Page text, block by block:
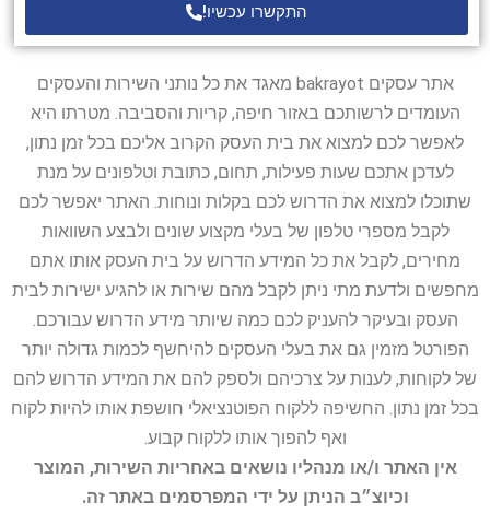
התקשרו עכשיו!
אתר עסקים bakrayot מאגד את כל נותני השירות והעסקים
העומדים לרשותכם באזור חיפה, קריות והסביבה. מטרתו היא
לאפשר לכם למצוא את בית העסק הקרוב אליכם בכל זמן נתון,
לעדכן אתכם שעות פעילות, תחום, כתובת וטלפונים על מנת
שתוכלו למצוא את הדרוש לכם בקלות ונוחות. האתר יאפשר לכם
לקבל מספרי טלפון של בעלי מקצוע שונים ולבצע השוואות
מחירים, לקבל את כל המידע הדרוש על בית העסק אותו אתם
מחפשים ולדעת מתי ניתן לקבל מהם שירות או להגיע ישירות לבית
העסק ובעיקר להעניק לכם כמה שיותר מידע הדרוש עבורכם.
הפורטל מזמין גם את בעלי העסקים להיחשף לכמות גדולה יותר
של לקוחות, לענות על צרכיהם ולספק להם את המידע הדרוש להם
בכל זמן נתון. החשיפה ללקוח הפוטנציאלי חושפת אותו להיות לקוח
ואף להפוך אותו ללקוח קבוע.
אין האתר ו/או מנהליו נושאים באחריות השירות, המוצר
וכיוצ״ב הניתן על ידי המפרסמים באתר זה.